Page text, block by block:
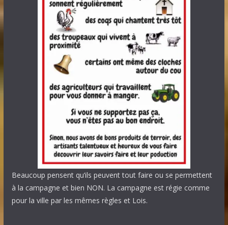
Beaucoup pensent qu’ils peuvent tout faire ou se permettent
à la campagne et bien NON. La campagne est régie comme
pour la ville par les mêmes règles et Lois.